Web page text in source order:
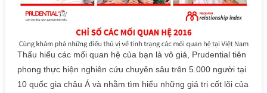
Thấu hiểu các mối quan hệ của bạn là vô giá, Prudential tiên
phong thực hiện nghiên cứu chuyên sâu trên 5.000 người tại
10 quốc gia châu Á và nhằm tìm hiểu những giá trị cốt lõi của